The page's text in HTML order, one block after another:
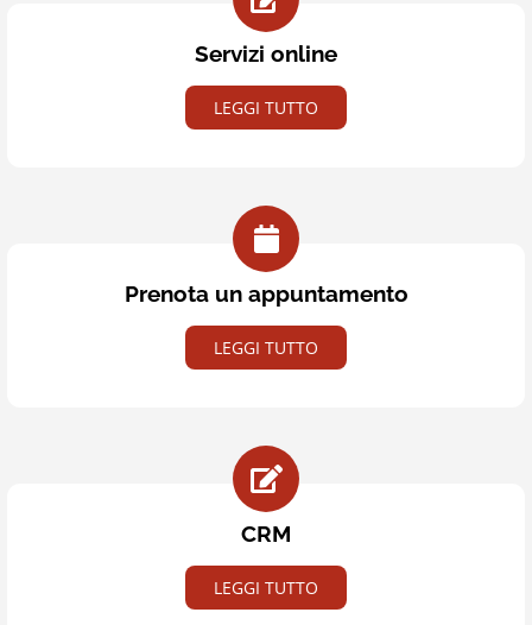
Servizi online
LEGGI TUTTO
Prenota un appuntamento
LEGGI TUTTO
CRM
LEGGI TUTTO